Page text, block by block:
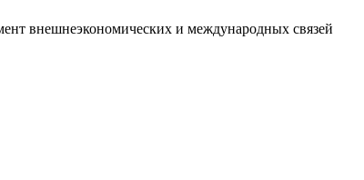
внешнеэкономических и международных связей